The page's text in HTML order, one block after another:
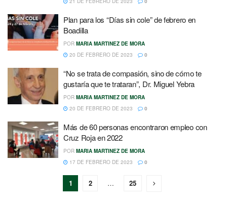
Plan para los “Días sin cole” de febrero en
Boadilla
POR MARIA MARTINEZ DE MORA
20 DE FEBRERO DE 2023
0
“No se trata de compasión, sino de cómo te
gustaría que te trataran”, Dr. Miguel Yebra
POR MARIA MARTINEZ DE MORA
20 DE FEBRERO DE 2023
0
Más de 60 personas encontraron empleo con
Cruz Roja en 2022
POR MARIA MARTINEZ DE MORA
17 DE FEBRERO DE 2023
0
1 2 … 25